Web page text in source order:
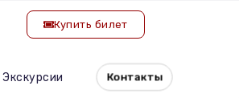
Купить билет
Экскурсии Контакты